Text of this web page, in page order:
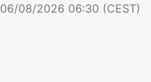
06/08/2026 06:30 (CEST)